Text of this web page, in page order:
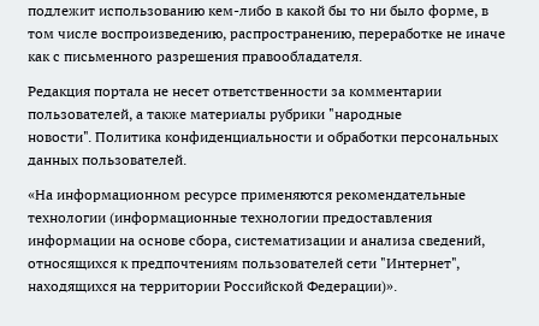
подлежит использованию кем-либо в какой бы то ни было форме, в
том числе воспроизведению, распространению, переработке не иначе
как с письменного разрешения правообладателя.
Редакция портала не несет ответственности за комментарии
пользователей, а также материалы рубрики "народные
новости". Политика конфиденциальности и обработки персональных
данных пользователей.
«На информационном ресурсе применяются рекомендательные
технологии (информационные технологии предоставления
информации на основе сбора, систематизации и анализа сведений,
относящихся к предпочтениям пользователей сети "Интернет",
находящихся на территории Российской Федерации)».